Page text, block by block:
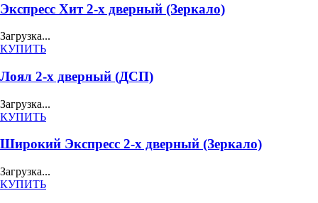
Экспресс Хит 2-х дверный (Зеркало)
Загрузка...
КУПИТЬ
Лоял 2-х дверный (ДСП)
Загрузка...
КУПИТЬ
Широкий Экспресс 2-х дверный (Зеркало)
Загрузка...
КУПИТЬ